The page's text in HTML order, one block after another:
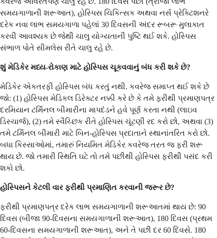
સમયગાળાની શરૂઆત), હોસ્પિસ ચિકિત્સક અથવા નર્સ પ્રેક્ટિશનરે
દરેક નવા લાભ સમયગાળા પહેલાં 30 દિવસની અંદર રૂબરૂ મુલાકાત
કરવી આવશ્યક છે જેથી ચાલુ યોગ્યતાની પુષ્ટિ થઈ શકે. હોસ્પિસ
સંભાળ પોતે સીમલેસ રીતે ચાલુ રહે છે.
શું મેડિકેર મધ્ય-રોકાણ માટે હોસ્પિસ ચૂકવવાનું બંધ કરી શકે છે?
મેડિકેર એકતરફી હોસ્પિસ બંધ કરતું નથી. કવરેજ સમાપ્ત થઈ શકે છે
જો: (1) હોસ્પિસ મેડિકલ ડિરેક્ટર નક્કી કરે છે કે તમે ફરીથી પ્રમાણપત્ર
દરમિયાન ટર્મિનલ બીમારીના માપદંડને હવે પૂર્ણ કરતા નથી (લાઇવ
ડિસ્ચાર્જ), (2) તમે સ્વૈચ્છિક રીતે હોસ્પિસ ચૂંટણી રદ કરો છો, અથવા (3)
તમે ટર્મિનલ બીમારી માટે બિન-હોસ્પિસ પ્રદાતાને સ્થાનાંતરિત કરો છો.
બધા કિસ્સાઓમાં, તમારું નિયમિત મેડિકેર કવરેજ તરત જ ફરી શરૂ
થાય છે. જો તમારી સ્થિતિ ઘટે તો તમે પછીથી હોસ્પિસ ફરીથી પસંદ કરી
શકો છો.
હોસ્પિસને કેટલી વાર ફરીથી પ્રમાણિત કરવાની જરૂર છે?
ફરીથી પ્રમાણપત્ર દરેક લાભ સમયગાળાની શરૂઆતમાં થાય છે: 90
દિવસ (બીજા 90-દિવસના સમયગાળાની શરૂઆત), 180 દિવસ (પ્રથમ
60-દિવસના સમયગાળાની શરૂઆત), અને તે પછી દર 60 દિવસે. 180